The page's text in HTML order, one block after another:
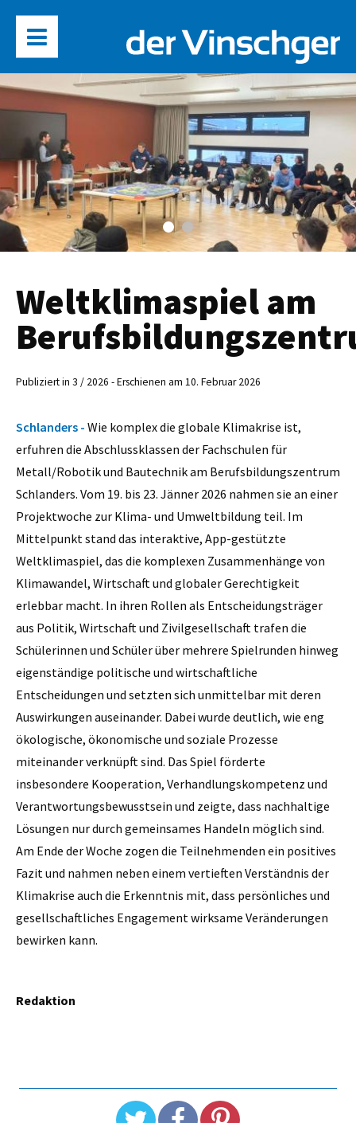
Weltklimaspiel am
Publiziert in 3 / 2026 - Erschienen am 10. Februar 2026
Schlanders - Wie komplex die globale Klimakrise ist,
erfuhren die Abschlussklassen der Fachschulen für
Metall/Robotik und Bautechnik am Berufsbildungszentrum
Schlanders. Vom 19. bis 23. Jänner 2026 nahmen sie an einer
Projektwoche zur Klima- und Umweltbildung teil. Im
Mittelpunkt stand das interaktive, App-gestützte
Weltklimaspiel, das die komplexen Zusammenhänge von
Klimawandel, Wirtschaft und globaler Gerechtigkeit
erlebbar macht. In ihren Rollen als Entscheidungsträger
aus Politik, Wirtschaft und Zivilgesellschaft trafen die
Schülerinnen und Schüler über mehrere Spielrunden hinweg
eigenständige politische und wirtschaftliche
Entscheidungen und setzten sich unmittelbar mit deren
Auswirkungen auseinander. Dabei wurde deutlich, wie eng
ökologische, ökonomische und soziale Prozesse
miteinander verknüpft sind. Das Spiel förderte
insbesondere Kooperation, Verhandlungskompetenz und
Verantwortungsbewusstsein und zeigte, dass nachhaltige
Lösungen nur durch gemeinsames Handeln möglich sind.
Am Ende der Woche zogen die Teilnehmenden ein positives
Fazit und nahmen neben einem vertieften Verständnis der
Klimakrise auch die Erkenntnis mit, dass persönliches und
gesellschaftliches Engagement wirksame Veränderungen
bewirken kann.
Redaktion